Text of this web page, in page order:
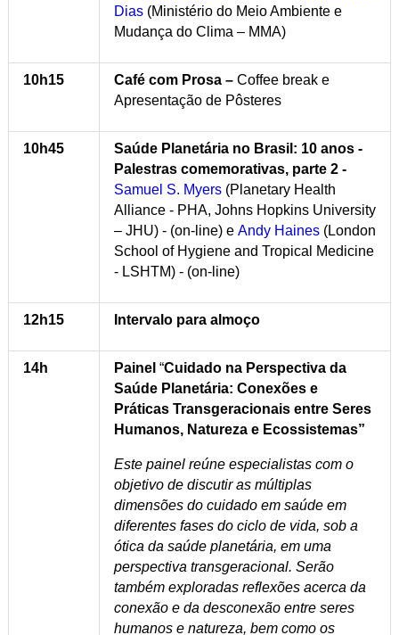
Dias(Ministério do Meio Ambiente e
Mudança do Clima – MMA)
10h15 Café com Prosa – Coffee break e
Apresentação de Pôsteres
10h45 Saúde Planetária no Brasil: 10 anos -
Palestras comemorativas, parte 2 -
Samuel S. Myers(Planetary Health
Alliance - PHA, Johns Hopkins University
– JHU) - (on-line) e Andy Haines(London
School of Hygiene and Tropical Medicine
- LSHTM) - (on-line)
12h15 Intervalo para almoço
14h Painel “Cuidado na Perspectiva da
Saúde Planetária: Conexões e
Práticas Transgeracionais entre Seres
Humanos, Natureza e Ecossistemas”
Este painel reúne especialistas com o
objetivo de discutir as múltiplas
dimensões do cuidado em saúde em
diferentes fases do ciclo de vida, sob a
ótica da saúde planetária, em uma
perspectiva transgeracional. Serão
também exploradas reflexões acerca da
conexão e da desconexão entre seres
humanos e natureza, bem como os